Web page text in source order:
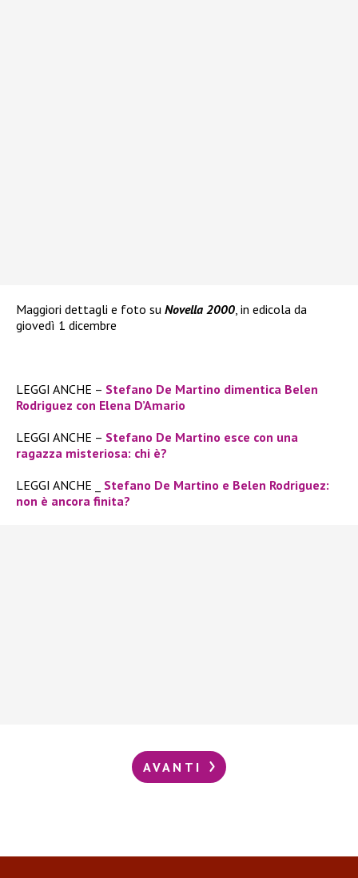
Maggiori dettagli e foto su Novella 2000, in edicola da
giovedì 1 dicembre
LEGGI ANCHE – Stefano De Martino dimentica Belen
Rodriguez con Elena D’Amario
LEGGI ANCHE – Stefano De Martino esce con una
ragazza misteriosa: chi è?
LEGGI ANCHE _ Stefano De Martino e Belen Rodriguez:
non è ancora finita?
AVANTI